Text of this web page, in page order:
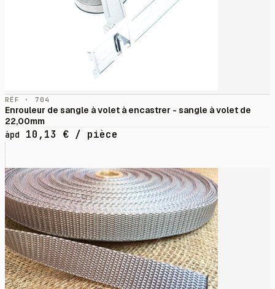
RÉF · 704
Enrouleur de sangle à volet à encastrer - sangle à volet de
22,00mm
àpd
10,13 € / pièce